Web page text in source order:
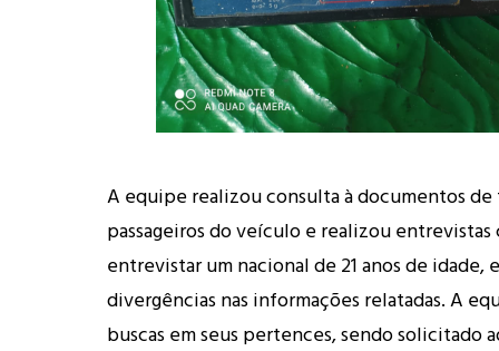
A equipe realizou consulta à documentos de
passageiros do veículo e realizou
entrevistar um nacional de 21 anos de idade,
divergências nas informações relatadas. A
buscas em seus pertences, sendo solicitado